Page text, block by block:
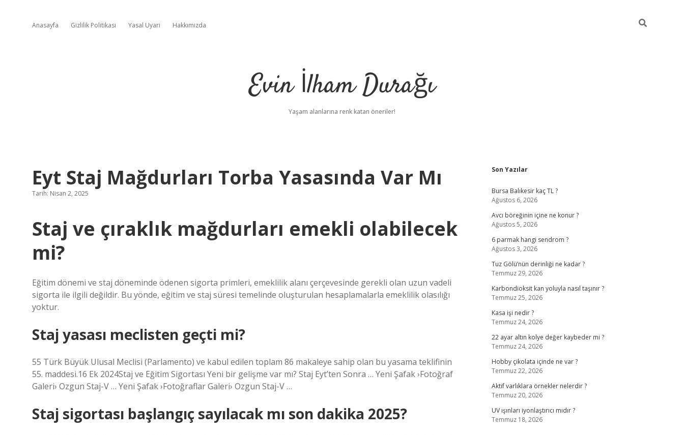
Anasayfa Gizlilik Politikası Yasal Uyarı Hakkımızda
Evin İlham Durağı
Yaşam alanlarına renk katan öneriler!
Eyt Staj Mağdurları Torba Yasasında Var Mı
Tarih: Nisan 2, 2025
Staj ve çıraklık mağdurları emekli olabilecek
mi?
Eğitim dönemi ve staj döneminde ödenen sigorta primleri, emeklilik alanı çerçevesinde gerekli olan uzun vadeli
sigorta ile ilgili değildir. Bu yönde, eğitim ve staj süresi temelinde oluşturulan hesaplamalarla emeklilik olasılığı
yoktur.
Staj yasası meclisten geçti mi?
55 Türk Büyük Ulusal Meclisi (Parlamento) ve kabul edilen toplam 86 makaleye sahip olan bu yasama teklifinin
55. maddesi.16 Ek 2024Staj ve Eğitim Sigortası Yeni bir gelişme var mı? Staj Eyt’ten Sonra … Yeni Şafak ›Fotoğraf
Galeri› Ozgun Staj-V … Yeni Şafak ›Fotoğraflar Galeri› Ozgun Staj-V …
Staj sigortası başlangıç sayılacak mı son dakika 2025?
Sidebar
Son Yazılar
Bursa Balıkesir kaç TL ?
Ağustos 6, 2026
Avcı böreğinin içine ne konur ?
Ağustos 5, 2026
6 parmak hangi sendrom ?
Ağustos 3, 2026
Tuz Gölü’nün derinliği ne kadar ?
Temmuz 29, 2026
Karbondioksit kan yoluyla nasıl taşınır ?
Temmuz 25, 2026
Kasa işi nedir ?
Temmuz 24, 2026
22 ayar altın kolye değer kaybeder mi ?
Temmuz 24, 2026
Hobby çikolata içinde ne var ?
Temmuz 22, 2026
Aktif varlıklara örnekler nelerdir ?
Temmuz 20, 2026
UV ışınları iyonlaştırıcı mıdır ?
Temmuz 18, 2026